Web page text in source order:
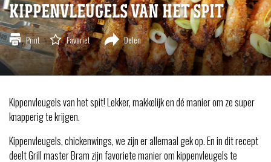
KIPPENVLEUGELS VAN HET SPIT
Print Favoriet Delen
Kippenvleugels van het spit! Lekker, makkelijk en dé manier om ze super
knapperig te krijgen.
Kippenvleugels, chickenwings, we zijn er allemaal gek op. En in dit recept
deelt Grill master Bram zijn favoriete manier om kippenvleugels te